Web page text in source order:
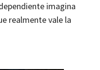
imagina
realmente vale la